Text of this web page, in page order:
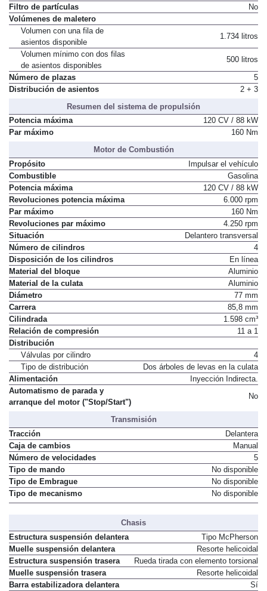
Filtro de partículas
No
Volúmenes de maletero
Volumen con una fila de
asientos disponible
1.734 litros
Volumen mínimo con dos filas
de asientos disponibles
500 litros
Número de plazas
5
Distribución de asientos
2 + 3
Resumen del sistema de propulsión
Potencia máxima
120 CV / 88 kW
Par máximo
160 Nm
Motor de Combustión
Propósito
Impulsar el vehículo
Combustible
Gasolina
Potencia máxima
120 CV / 88 kW
Revoluciones potencia máxima
6.000 rpm
Par máximo
160 Nm
Revoluciones par máximo
4.250 rpm
Situación
Delantero transversal
Número de cilindros
4
Disposición de los cilindros
En línea
Material del bloque
Aluminio
Material de la culata
Aluminio
Diámetro
77 mm
Carrera
85,8 mm
Cilindrada
1.598 cm³
Relación de compresión
11 a 1
Distribución
Válvulas por cilindro
4
Tipo de distribución
Dos árboles de levas en la culata
Alimentación
Inyección Indirecta.
Automatismo de parada y
arranque del motor ("Stop/Start")
No
Transmisión
Tracción
Delantera
Caja de cambios
Manual
Número de velocidades
5
Tipo de mando
No disponible
Tipo de Embrague
No disponible
Tipo de mecanismo
No disponible
Chasis
Estructura suspensión delantera
Tipo McPherson
Muelle suspensión delantera
Resorte helicoidal
Estructura suspensión trasera
Rueda tirada con elemento torsional
Muelle suspensión trasera
Resorte helicoidal
Barra estabilizadora delantera
Sí